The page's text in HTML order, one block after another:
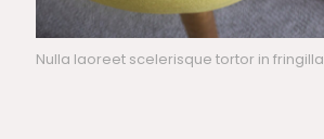
Nulla laoreet scelerisque tortor in